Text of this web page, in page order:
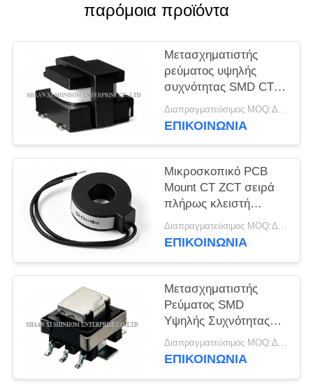
SITEMAP
PRIVACY
POLICY
παρόμοια προϊόντα
Μετασχηματιστής
ρεύματος υψηλής
συχνότητας SMD CT02
σειρά έως 18A
μικρότερο αποτύπωμα
Διαπραγματεύσιμος MOQ:Διαπραγμάτευση
ΕΠΙΚΟΙΝΩΝΙΑ
Μικροσκοπικό PCB
Mount CT ZCT σειρά
πλήρως κλειστή
υψηλής ακρίβειας
γραμμική έξοδος για
Διαπραγματεύσιμος MOQ:Διαπραγμάτευση
ΕΠΙΚΟΙΝΩΝΙΑ
Μετασχηματιστής
Ρεύματος SMD
Υψηλής Συχνότητας
Σειράς ACSTE50 Έως
50A για Μέτρηση
Διαπραγματεύσιμος MOQ:Διαπραγμάτευση
ΕΠΙΚΟΙΝΩΝΙΑ